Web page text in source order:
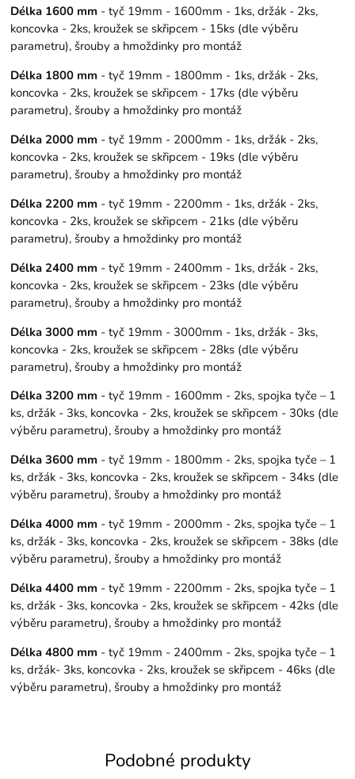
Délka 1600 mm - tyč 19mm - 1600mm - 1ks, držák - 2ks,
koncovka - 2ks, kroužek se skřipcem - 15ks (dle výběru
parametru), šrouby a hmoždinky pro montáž
Délka 1800 mm - tyč 19mm - 1800mm - 1ks, držák - 2ks,
koncovka - 2ks, kroužek se skřipcem - 17ks (dle výběru
parametru), šrouby a hmoždinky pro montáž
Délka 2000 mm - tyč 19mm - 2000mm - 1ks, držák - 2ks,
koncovka - 2ks, kroužek se skřipcem - 19ks (dle výběru
parametru), šrouby a hmoždinky pro montáž
Délka 2200 mm - tyč 19mm - 2200mm - 1ks, držák - 2ks,
koncovka - 2ks, kroužek se skřipcem - 21ks (dle výběru
parametru), šrouby a hmoždinky pro montáž
Délka 2400 mm - tyč 19mm - 2400mm - 1ks, držák - 2ks,
koncovka - 2ks, kroužek se skřipcem - 23ks (dle výběru
parametru), šrouby a hmoždinky pro montáž
Délka 3000 mm - tyč 19mm - 3000mm - 1ks, držák - 3ks,
koncovka - 2ks, kroužek se skřipcem - 28ks (dle výběru
parametru), šrouby a hmoždinky pro montáž
Délka 3200 mm - tyč 19mm - 1600mm - 2ks, spojka tyče – 1
ks, držák - 3ks, koncovka - 2ks, kroužek se skřipcem - 30ks (dle
výběru parametru), šrouby a hmoždinky pro montáž
Délka 3600 mm - tyč 19mm - 1800mm - 2ks, spojka tyče – 1
ks, držák - 3ks, koncovka - 2ks, kroužek se skřipcem - 34ks (dle
výběru parametru), šrouby a hmoždinky pro montáž
Délka 4000 mm - tyč 19mm - 2000mm - 2ks, spojka tyče – 1
ks, držák - 3ks, koncovka - 2ks, kroužek se skřipcem - 38ks (dle
výběru parametru), šrouby a hmoždinky pro montáž
Délka 4400 mm - tyč 19mm - 2200mm - 2ks, spojka tyče – 1
ks, držák - 3ks, koncovka - 2ks, kroužek se skřipcem - 42ks (dle
výběru parametru), šrouby a hmoždinky pro montáž
Délka 4800 mm - tyč 19mm - 2400mm - 2ks, spojka tyče – 1
ks, držák- 3ks, koncovka - 2ks, kroužek se skřipcem - 46ks (dle
výběru parametru), šrouby a hmoždinky pro montáž
Podobné produkty